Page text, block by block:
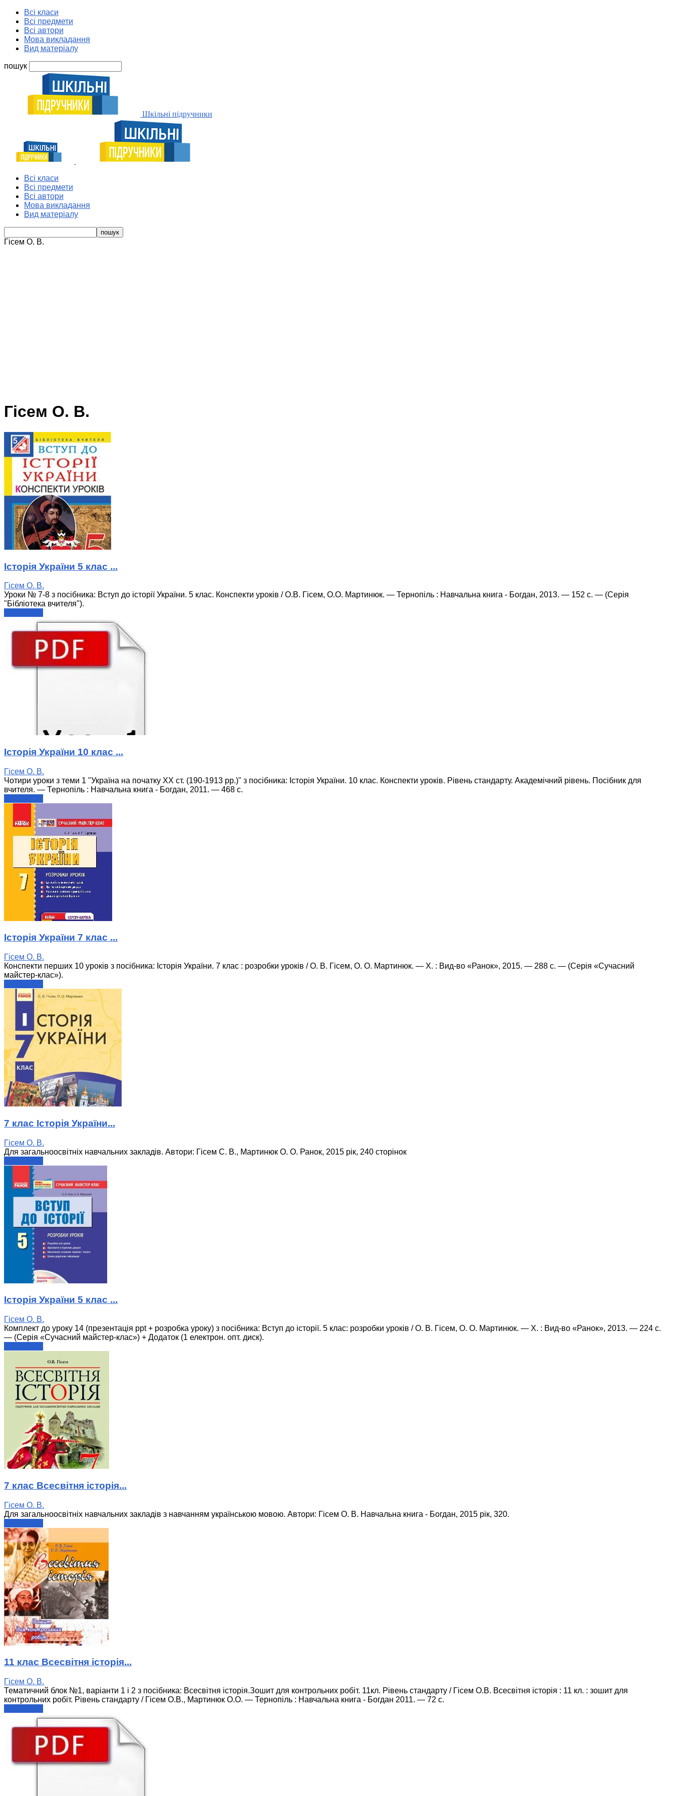
Всі класи
Всі предмети
Всі автори
Мова викладання
Вид матеріалу
пошук
Шкільні підручники
Всі класи
Всі предмети
Всі автори
Мова викладання
Вид матеріалу
Гісем О. В.
Гісем О. В.
Історія України 5 клас ...
Гісем О. В.
Уроки № 7-8 з посібника: Вступ до історії України. 5 клас. Конспекти уроків / О.В. Гісем, О.О. Мартинюк. — Тернопіль : Навчальна книга - Богдан, 2013. — 152 с. — (Серія
"Бібліотека вчителя").
Історія України 10 клас ...
Гісем О. В.
Чотири уроки з теми 1 "Україна на початку ХХ ст. (190-1913 рр.)" з посібника: Історія України. 10 клас. Конспекти уроків. Рівень стандарту. Академічний рівень. Посібник для
вчителя. — Тернопіль : Навчальна книга - Богдан, 2011. — 468 с.
Історія України 7 клас ...
Гісем О. В.
Конспекти перших 10 уроків з посібника: Історія України. 7 клас : розробки уроків / О. В. Гісем, О. О. Мартинюк. — X. : Вид-во «Ранок», 2015. — 288 с. — (Серія «Сучасний
майстер-клас»).
7 клас Історія України...
Гісем О. В.
Для загальноосвітніх навчальних закладів. Автори: Гісем С. В., Мартинюк О. О. Ранок, 2015 рік, 240 сторінок
Історія України 5 клас ...
Гісем О. В.
Комплект до уроку 14 (презентація ppt + розробка уроку) з посібника: Вступ до історії. 5 клас: розробки уроків / О. В. Гісем, О. О. Мартинюк. — X. : Вид-во «Ранок», 2013. — 224 с.
— (Серія «Сучасний майстер-клас») + Додаток (1 електрон. опт. диск).
7 клас Всесвітня історія...
Гісем О. В.
Для загальноосвітніх навчальних закладів з навчанням українською мовою. Автори: Гісем О. В. Навчальна книга - Богдан, 2015 рік, 320.
11 клас Всесвітня історія...
Гісем О. В.
Тематичний блок №1, варіанти 1 і 2 з посібника: Всесвітня історія.Зошит для контрольних робіт. 11кл. Рівень стандарту / Гісем О.В. Всесвітня історія : 11 кл. : зошит для
контрольних робіт. Рівень стандарту / Гісем О.В., Мартинюк О.О. — Тернопіль : Навчальна книга - Богдан 2011. — 72 с.